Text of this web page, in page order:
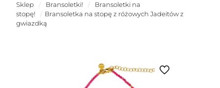
Sklep / Bransoletki! /
Bransoletki na
stopę!
/ Bransoletka na stopę z różowych Jadeitów z
gwiazdką